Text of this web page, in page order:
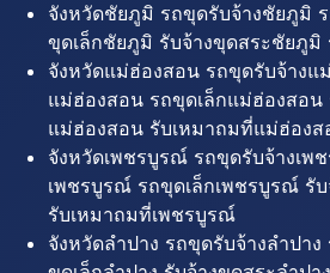
จังหวัดชัยภูมิ รถขุดรับจ้างชัยภูมิ
ขุดเล็กชัยภูมิ รับจ้างขุดสระชัยภู
จังหวัดแม่ฮ่องสอน รถขุดรับจ้างแ
แม่ฮ่องสอน รถขุดเล็กแม่ฮ่องสอน
แม่ฮ่องสอน รับเหมาถมที่แม่ฮ่องส
จังหวัดเพชรบูรณ์ รถขุดรับจ้างเพ
เพชรบูรณ์ รถขุดเล็กเพชรบูรณ์ รั
รับเหมาถมที่เพชรบูรณ์
จังหวัดลำปาง รถขุดรับจ้างลำปา